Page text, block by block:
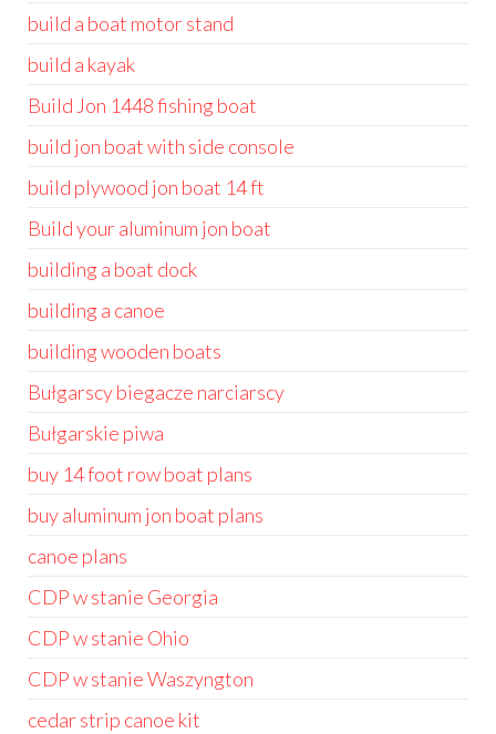
build a boat motor stand
build a kayak
Build Jon 1448 fishing boat
build jon boat with side console
build plywood jon boat 14 ft
Build your aluminum jon boat
building a boat dock
building a canoe
building wooden boats
Bułgarscy biegacze narciarscy
Bułgarskie piwa
buy 14 foot row boat plans
buy aluminum jon boat plans
canoe plans
CDP w stanie Georgia
CDP w stanie Ohio
CDP w stanie Waszyngton
cedar strip canoe kit